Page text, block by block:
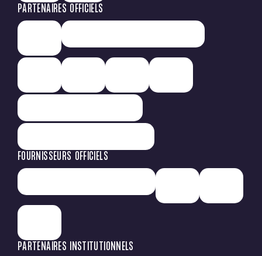
PARTENAIRES OFFICIELS
FOURNISSEURS OFFICIELS
PARTENAIRES INSTITUTIONNELS